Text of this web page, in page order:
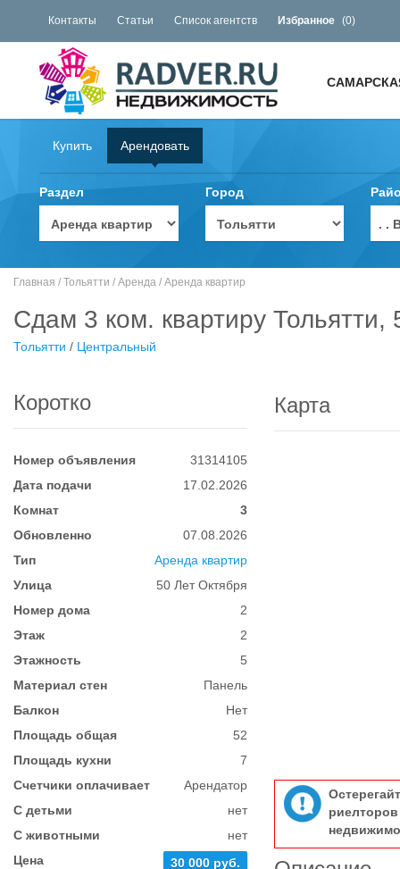
Контакты Статьи Список агентств Избранное (0)
Купить Арендовать
Раздел Город
. .
Главная / Тольятти / Аренда / Аренда квартир
Сдам 3 ком. квартиру Тольятти,
Тольятти / Центральный
Коротко
Номер объявления
31314105
Дата подачи
17.02.2026
Комнат
3
Обновленно
07.08.2026
Тип
Аренда квартир
Улица
50 Лет Октября
Номер дома
2
Этаж
2
Этажность
5
Материал стен
Панель
Балкон
Нет
Площадь общая
52
Площадь кухни
7
Счетчики оплачивает
Арендатор
С детьми
нет
С животными
нет
Цена
30 000 руб.
Карта